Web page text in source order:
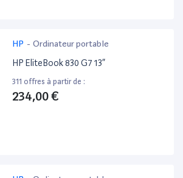
HP - Ordinateur portable
HP EliteBook 830 G7 13”
311 offres à partir de :
234,00 €